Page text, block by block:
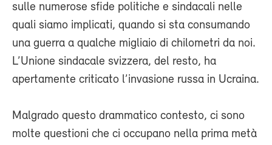
sulle numerose sfide politiche e sindacali nelle
quali siamo implicati, quando si sta consumando
una guerra a qualche migliaio di chilometri da noi.
L’Unione sindacale svizzera, del resto, ha
apertamente criticato l’invasione russa in Ucraina.
Malgrado questo drammatico contesto, ci sono
molte questioni che ci occupano nella prima metà